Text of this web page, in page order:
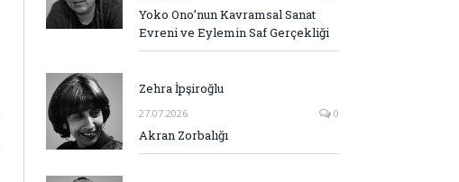
Yoko Ono’nun Kavramsal Sanat
Evreni ve Eylemin Saf Gerçekliği
Zehra İpşiroğlu
27.07.2026 0
Akran Zorbalığı